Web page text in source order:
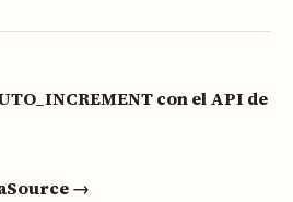
con el API de
→